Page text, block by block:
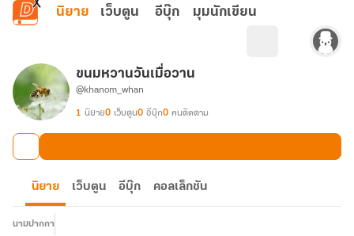
ข้ามไปยังเนื้อหาหลัก
นิยาย เว็บตูน อีบุ๊ก มุมนักเขียน
ขนมหวานวันเมื่อวาน
@khanom_whan
1 นิยาย0 เว็บตูน0 อีบุ๊ก0 คนติดตาม
นิยาย เว็บตูน อีบุ๊ก คอลเล็กชัน
นามปากกา